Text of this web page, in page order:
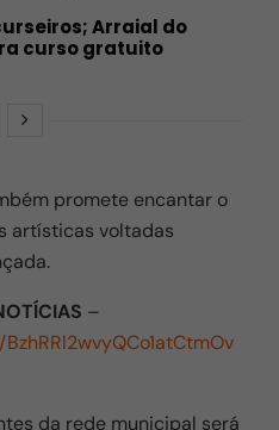
Arraial do
curso gratuito
promete encantar o
artísticas voltadas
–
da rede municipal será